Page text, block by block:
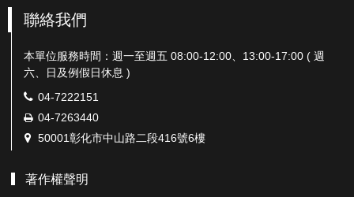
聯絡我們
本單位服務時間：週一至週五 08:00-12:00、13:00-17:00 ( 週
六、日及例假日休息 )
電
話：
04-7222151
傳
真：
04-7263440
地
50001彰化市中山路二段416號6樓
著作權聲明